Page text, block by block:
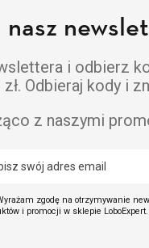
nasz
i odbierz
Odbieraj kody i
z naszymi
zgodę na otrzymywanie
i promocji w sklepie